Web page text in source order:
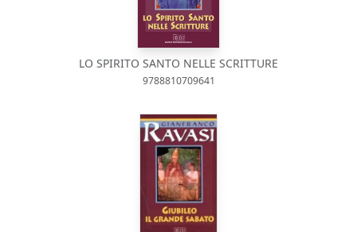
LO SPIRITO SANTO NELLE SCRITTURE
9788810709641